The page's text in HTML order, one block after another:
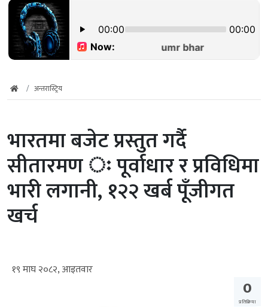
अन्तरास्ट्रिय
भारतमा बजेट प्रस्तुत गर्दै
सीतारमण ः पूर्वाधार र प्रविधिमा
भारी लगानी, १२२ खर्ब पूँजीगत
खर्च
१९ माघ २०८२, आइतवार
0
प्रतिक्रिया